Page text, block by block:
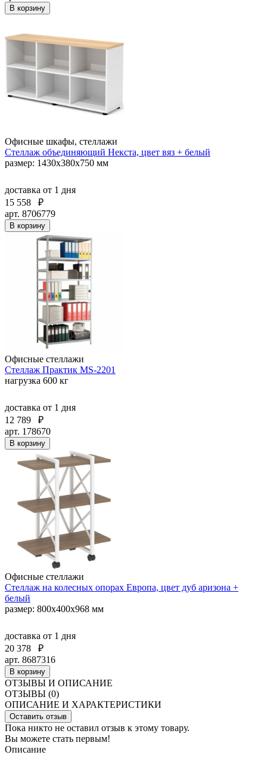
В корзину
Офисные шкафы, стеллажи
Стеллаж объединяющий Некста, цвет вяз + белый
размер: 1430x380x750 мм
доставка от 1 дня
15 558
₽
арт. 8706779
В корзину
Офисные стеллажи
Стеллаж Практик MS-2201
нагрузка 600 кг
доставка от 1 дня
12 789
₽
арт. 178670
В корзину
Офисные стеллажи
Стеллаж на колесных опорах Европа, цвет дуб аризона +
белый
размер: 800х400х968 мм
доставка от 1 дня
20 378
₽
арт. 8687316
В корзину
ОТЗЫВЫ И ОПИСАНИЕ
ОТЗЫВЫ (0)
ОПИСАНИЕ И ХАРАКТЕРИСТИКИ
Оставить отзыв
Пока никто не оставил отзыв к этому товару.
Вы можете стать первым!
Описание